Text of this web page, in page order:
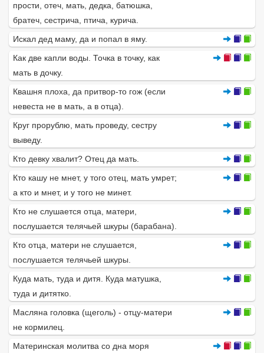
прости, отеч, мать, дедка, батюшка,
братеч, сестрича, птича, курича.
Искал дед маму, да и попал в яму.
Как две капли воды. Точка в точку, как
мать в дочку.
Квашня плоха, да притвор-то гож (если
невеста не в мать, а в отца).
Круг прорублю, мать проведу, сестру
выведу.
Кто девку хвалит? Отец да мать.
Кто кашу не мнет, у того отец, мать умрет;
а кто и мнет, и у того не минет.
Кто не слушается отца, матери,
послушается телячьей шкуры (барабана).
Кто отца, матери не слушается,
послушается телячьей шкуры.
Куда мать, туда и дитя. Куда матушка,
туда и дитятко.
Масляна головка (щеголь) - отцу-матери
не кормилец.
Материнская молитва со дна моря